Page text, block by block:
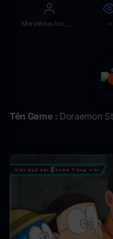
Marvelous Inc., Brownies Inc. ( BANDAI N -
Tên Game : Doraemon